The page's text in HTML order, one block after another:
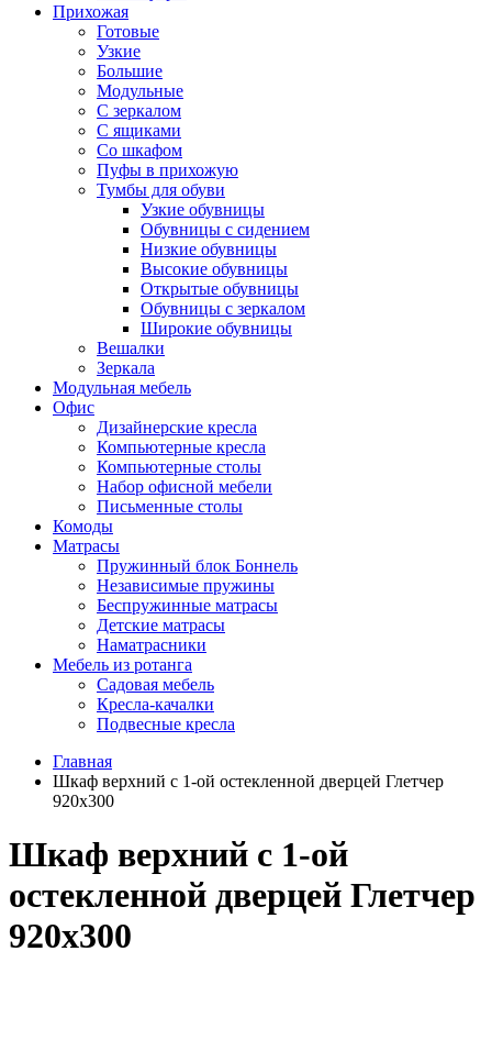
Прихожая
Готовые
Узкие
Большие
Модульные
С зеркалом
С ящиками
Со шкафом
Пуфы в прихожую
Тумбы для обуви
Узкие обувницы
Обувницы с сидением
Низкие обувницы
Высокие обувницы
Открытые обувницы
Обувницы с зеркалом
Широкие обувницы
Вешалки
Зеркала
Модульная мебель
Офис
Дизайнерские кресла
Компьютерные кресла
Компьютерные столы
Набор офисной мебели
Письменные столы
Комоды
Матрасы
Пружинный блок Боннель
Независимые пружины
Беспружинные матрасы
Детские матрасы
Наматрасники
Мебель из ротанга
Садовая мебель
Кресла-качалки
Подвесные кресла
Главная
Шкаф верхний с 1-ой остекленной дверцей Глетчер
920х300
Шкаф верхний с 1-ой
остекленной дверцей Глетчер
920х300